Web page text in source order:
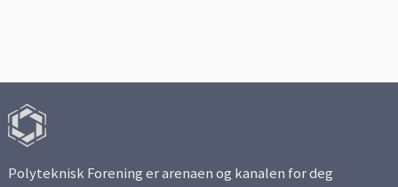
Polyteknisk Forening er arenaen og kanalen for deg